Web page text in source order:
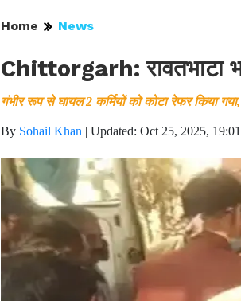
Home News
Chittorgarh: रावतभाटा
गंभीर रूप से घायल 2 कर्मियों को कोटा रेफर किया
By Sohail Khan | Updated: Oct 25, 2025,